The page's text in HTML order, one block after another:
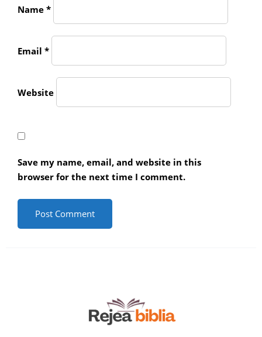
Name *
Email *
Website
Save my name, email, and website in this
browser for the next time I comment.